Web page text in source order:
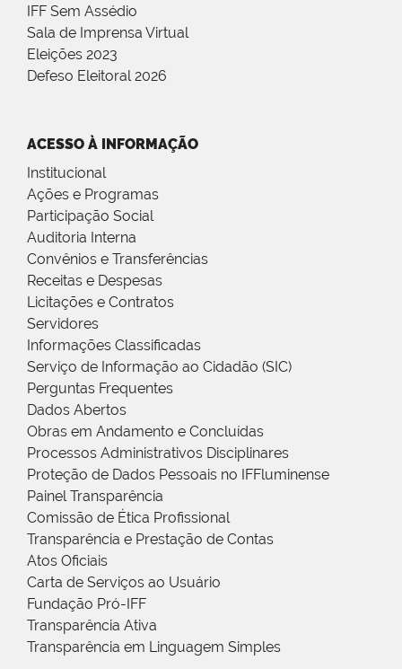
IFF Sem Assédio
Sala de Imprensa Virtual
Eleições 2023
Defeso Eleitoral 2026
ACESSO À INFORMAÇÃO
Institucional
Ações e Programas
Participação Social
Auditoria Interna
Convênios e Transferências
Receitas e Despesas
Licitações e Contratos
Servidores
Informações Classificadas
Serviço de Informação ao Cidadão (SIC)
Perguntas Frequentes
Dados Abertos
Obras em Andamento e Concluídas
Processos Administrativos Disciplinares
Proteção de Dados Pessoais no IFFluminense
Painel Transparência
Comissão de Ética Profissional
Transparência e Prestação de Contas
Atos Oficiais
Carta de Serviços ao Usuário
Fundação Pró-IFF
Transparência Ativa
Transparência em Linguagem Simples